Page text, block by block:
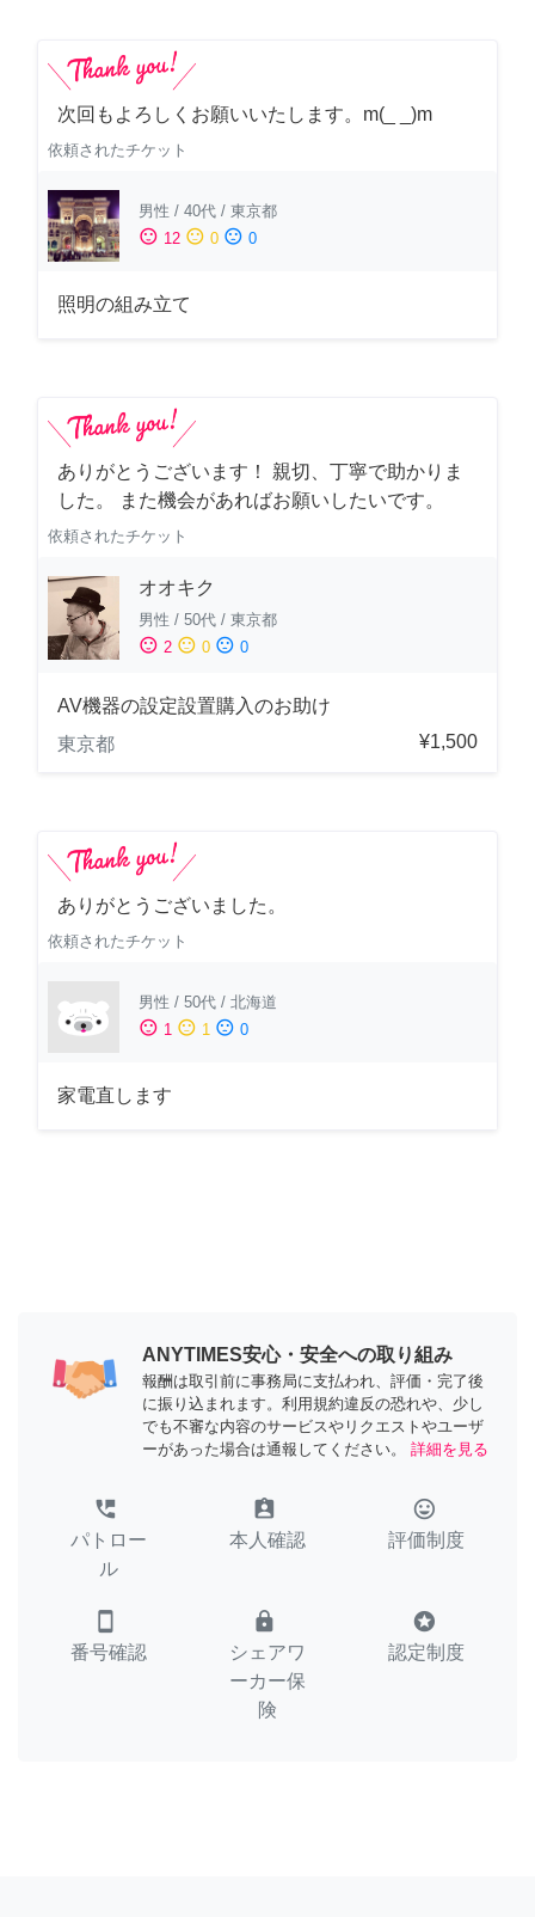
次回もよろしくお願いいたします。m(_ _)m
依頼されたチケット
男性 / 40代 / 東京都
sentiment_satisfied 12 sentiment_neutral 0 sentiment_dissatisfied 0
照明の組み立て
ありがとうございます！ 親切、丁寧で助かりま
した。 また機会があればお願いしたいです。
依頼されたチケット
オオキク
男性 / 50代 / 東京都
sentiment_satisfied 2 sentiment_neutral 0 sentiment_dissatisfied 0
AV機器の設定設置購入のお助け
東京都
¥1,500
ありがとうございました。
依頼されたチケット
男性 / 50代 / 北海道
sentiment_satisfied 1 sentiment_neutral 1 sentiment_dissatisfied 0
家電直します
ANYTIMES安心・安全への取り組み
報酬は取引前に事務局に支払われ、評価・完了後
に振り込まれます。利用規約違反の恐れや、少し
でも不審な内容のサービスやリクエストやユーザ
ーがあった場合は通報してください。
詳細を見る
perm_phone_msg
パトロー
ル
assignment_ind
本人確認
tag_faces
評価制度
smartphone
番号確認
lock
シェアワ
ーカー保
険
stars
認定制度